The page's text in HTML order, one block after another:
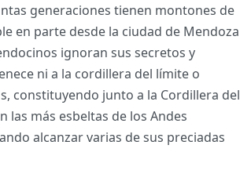
generaciones tienen montones de
en parte desde la ciudad de Mendoza
ignoran sus secretos y
ni a la cordillera del límite o
constituyendo junto a la Cordillera del
las más esbeltas de los Andes
alcanzar varias de sus preciadas